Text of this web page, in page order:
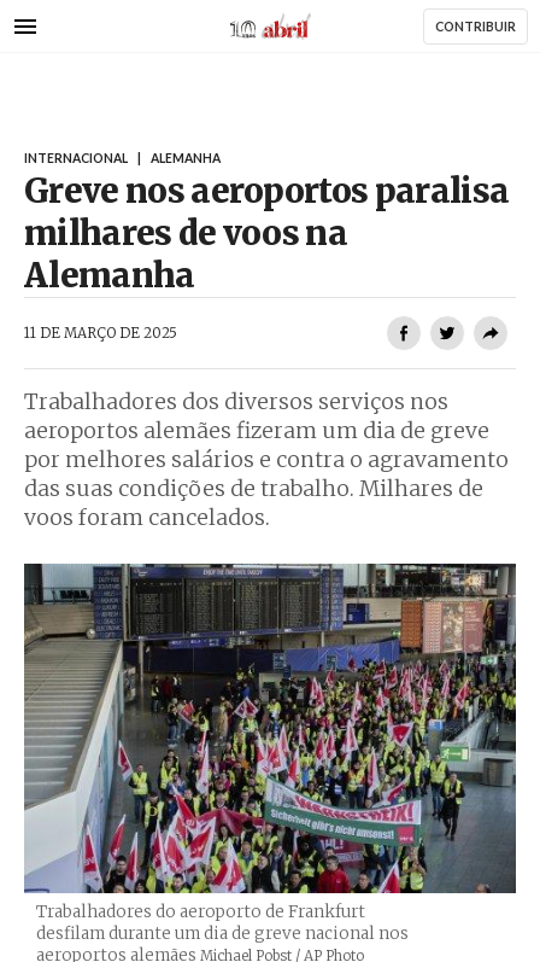
para
AbrilAbril CONTRIBUIR
INTERNACIONAL ALEMANHA
Greve nos aeroportos paralisa
milhares de voos na
Alemanha
11 DE MARÇO DE 2025
Trabalhadores dos diversos serviços nos
aeroportos alemães fizeram um dia de greve
por melhores salários e contra o agravamento
das suas condições de trabalho. Milhares de
voos foram cancelados.
Trabalhadores do aeroporto de Frankfurt
desfilam durante um dia de greve nacional nos
aeroportos alemães Créditos
Michael Pobst / AP Photo